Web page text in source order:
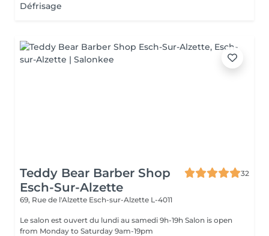
Défrisage
Teddy Bear Barber Shop
Esch-Sur-Alzette
32
69, Rue de l'Alzette Esch-sur-Alzette L-4011
Le salon est ouvert du lundi au samedi 9h-19h Salon is open
from Monday to Saturday 9am-19pm